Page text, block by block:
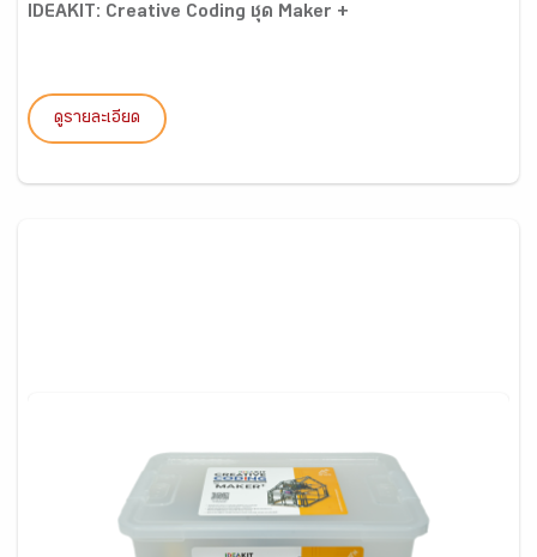
IDEAKIT: Creative Coding ชุด Maker +
ดูรายละเอียด